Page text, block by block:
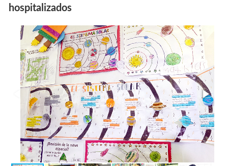
hospitalizados